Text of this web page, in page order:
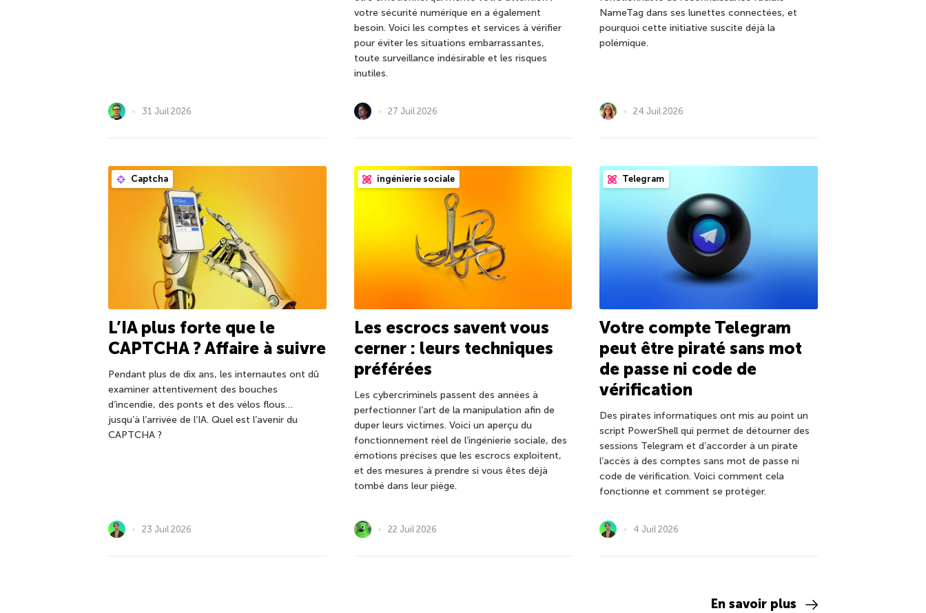
31 Juil 2026
votre sécurité numérique en a également
besoin. Voici les comptes et services à vérifier
pour éviter les situations embarrassantes,
toute surveillance indésirable et les risques
inutiles.
27 Juil 2026
NameTag dans ses lunettes connectées, et
pourquoi cette initiative suscite déjà la
polémique.
24 Juil 2026
Captcha
L’IA plus forte que le
CAPTCHA ? Affaire à suivre
Pendant plus de dix ans, les internautes ont dû
examiner attentivement des bouches
d’incendie, des ponts et des vélos flous…
jusqu’à l’arrivée de l’IA. Quel est l’avenir du
CAPTCHA ?
23 Juil 2026
ingénierie sociale
Les escrocs savent vous
cerner : leurs techniques
préférées
Les cybercriminels passent des années à
perfectionner l’art de la manipulation afin de
duper leurs victimes. Voici un aperçu du
fonctionnement réel de l’ingénierie sociale, des
émotions précises que les escrocs exploitent,
et des mesures à prendre si vous êtes déjà
tombé dans leur piège.
22 Juil 2026
Telegram
Votre compte Telegram
peut être piraté sans mot
de passe ni code de
vérification
Des pirates informatiques ont mis au point un
script PowerShell qui permet de détourner des
sessions Telegram et d’accorder à un pirate
l’accès à des comptes sans mot de passe ni
code de vérification. Voici comment cela
fonctionne et comment se protéger.
4 Juil 2026
En savoir plus